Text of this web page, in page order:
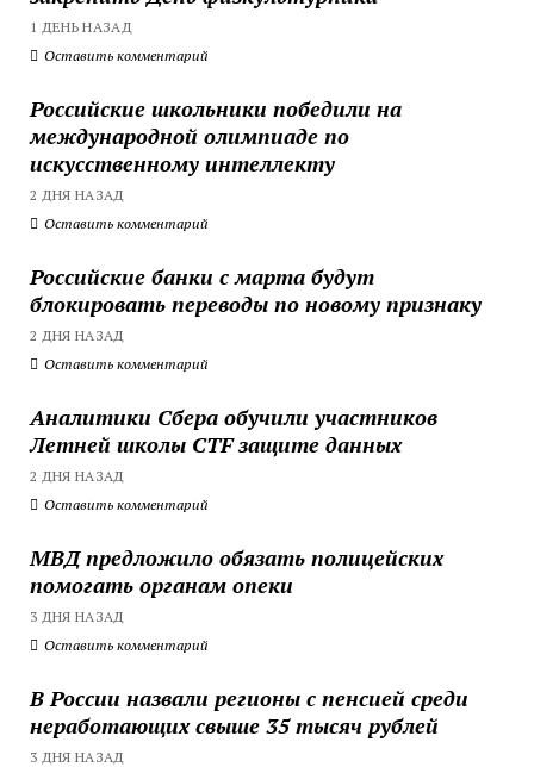
1 ДЕНЬ НАЗАД
Оставить комментарий
Российские школьники победили на
международной олимпиаде по
искусственному интеллекту
2 ДНЯ НАЗАД
Оставить комментарий
Российские банки с марта будут
блокировать переводы по новому признаку
2 ДНЯ НАЗАД
Оставить комментарий
Аналитики Сбера обучили участников
Летней школы CTF защите данных
2 ДНЯ НАЗАД
Оставить комментарий
МВД предложило обязать полицейских
помогать органам опеки
3 ДНЯ НАЗАД
Оставить комментарий
В России назвали регионы с пенсией среди
неработающих свыше 35 тысяч рублей
3 ДНЯ НАЗАД